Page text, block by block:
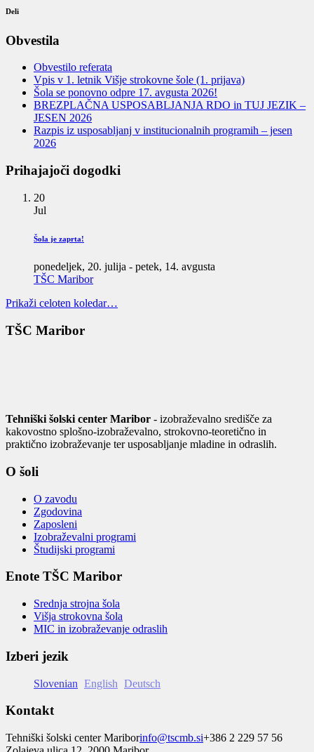
Deli
Obvestila
Obvestilo referata
Vpis v 1. letnik Višje strokovne šole (1. prijava)
Šola se ponovno odpre 17. avgusta 2026!
BREZPLAČNA USPOSABLJANJA RDO in TUJ JEZIK –
JESEN 2026
Razpis iz usposabljanj v institucionalnih programih – jesen
2026
Prihajajoči dogodki
20
Jul
Šola je zaprta!
ponedeljek, 20. julija - petek, 14. avgusta
TŠC Maribor
Prikaži celoten koledar…
TŠC Maribor
Tehniški šolski center Maribor - izobraževalno središče za
kakovostno splošno-izobraževalno, strokovno-teoretično in
praktično izobraževanje ter usposabljanje mladine in odraslih.
O šoli
O zavodu
Zgodovina
Zaposleni
Izobraževalni programi
Študijski programi
Enote TŠC Maribor
Srednja strojna šola
Višja strokovna šola
MIC in izobraževanje odraslih
Izberi jezik
Slovenian English Deutsch
Kontakt
Tehniški šolski center Mariborinfo@tscmb.si+386 2 229 57 56